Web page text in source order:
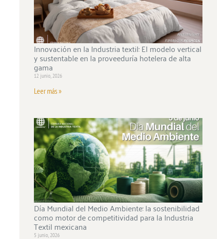
Innovación en la Industria textil: El modelo vertical
y sustentable en la proveeduría hotelera de alta
gama
12 junio, 2026
Leer más »
Día Mundial del Medio Ambiente: la sostenibilidad
como motor de competitividad para la Industria
Textil mexicana
5 junio, 2026